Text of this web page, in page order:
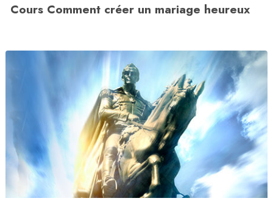
Cours Comment créer un mariage heureux